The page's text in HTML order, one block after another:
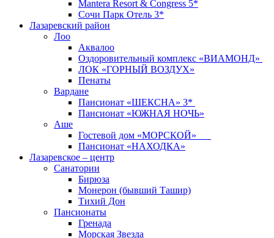
Mantera Resort & Congress 5*
Сочи Парк Отель 3*
Лазаревский район
Лоо
Аквалоо
Оздоровительный комплекс «ВИАМОНД»
ЛОК «ГОРНЫЙ ВОЗДУХ»
Пенаты
Вардане
Пансионат «ШЕКСНА» 3*
Пансионат «ЮЖНАЯ НОЧЬ»
Аше
Гостевой дом «МОРСКОЙ»
Пансионат «НАХОДКА»
Лазаревское – центр
Санатории
Бирюза
Монерон (бывший Ташир)
Тихий Дон
Пансионаты
Гренада
Морская Звезда